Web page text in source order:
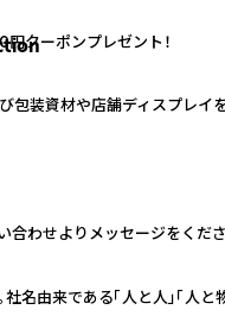
包装資材や店舗ディスプレイ
合わせよりメッセージをくださ
由来である「人と人」「人
クーポンプレゼント！